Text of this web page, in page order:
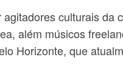
culturais
além músicos
Horizonte, que